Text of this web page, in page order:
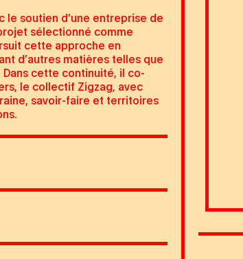
le soutien d’une entreprise de
sélectionné comme
cette approche en
d’autres matières telles que
cette continuité, il co-
le collectif Zigzag, avec
savoir-faire et territoires